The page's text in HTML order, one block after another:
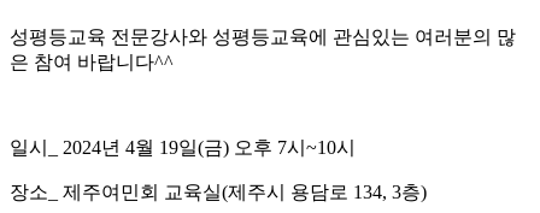
성평등교육 전문강사와 성평등교육에 관심있는 여러분의 많
은 참여 바랍니다^^
일시_ 2024년 4월 19일(금) 오후 7시~10시
장소_ 제주여민회 교육실(제주시 용담로 134, 3층)